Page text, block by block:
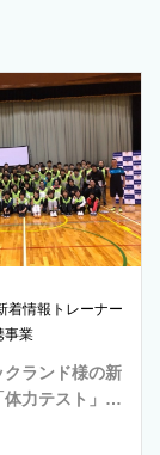
着情報トレーナー
事業
ランド様の新
体力テスト」…